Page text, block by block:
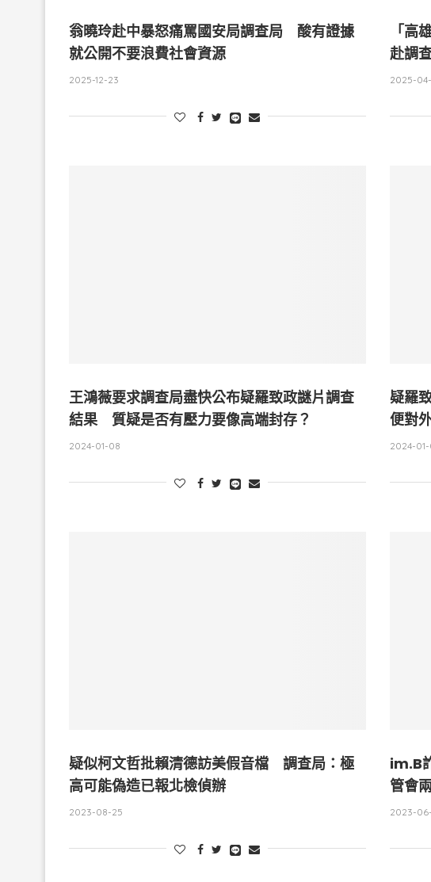
翁曉玲赴中暴怒痛罵國安局調查局 酸有證據
就公開不要浪費社會資源
2025-12-23
「
赴調
2025-04-
王鴻薇要求調查局盡快公布疑羅致政謎片調查
結果 質疑是否有壓力要像高端封存？
2024-01-08
疑羅
便對
2024-
疑似柯文哲批賴清德訪美假音檔 調查局：極
高可能偽造已報北檢偵辦
2023-08-25
im.B
管會
2023-